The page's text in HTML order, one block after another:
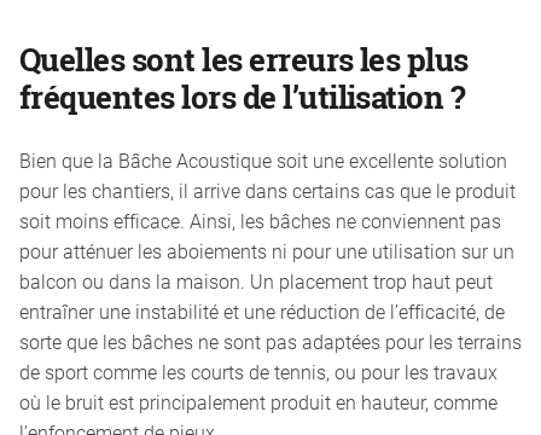
Quelles sont les erreurs les plus
fréquentes lors de l’utilisation ?
Bien que la Bâche Acoustique soit une excellente solution
pour les chantiers, il arrive dans certains cas que le produit
soit moins efficace. Ainsi, les bâches ne conviennent pas
pour atténuer les aboiements ni pour une utilisation sur un
balcon ou dans la maison. Un placement trop haut peut
entraîner une instabilité et une réduction de l’efficacité, de
sorte que les bâches ne sont pas adaptées pour les terrains
de sport comme les courts de tennis, ou pour les travaux
où le bruit est principalement produit en hauteur, comme